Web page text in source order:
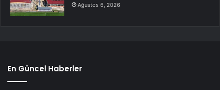
Ağustos 6, 2026
En Güncel Haberler